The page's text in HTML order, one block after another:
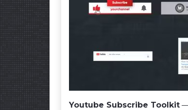
Youtube Subscribe Toolkit